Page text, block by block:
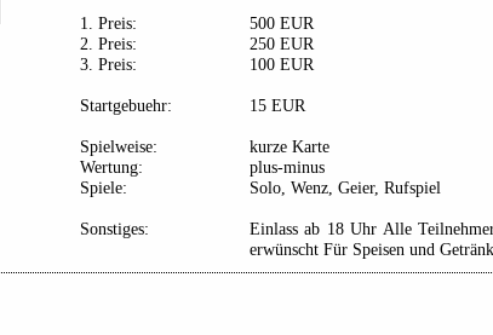
1. Preis:
500 EUR
2. Preis:
250 EUR
3. Preis:
100 EUR
Startgebuehr: 15 EUR
Spielweise:
kurze Karte
Wertung:
plus-minus
Spiele:
Solo, Wenz, Geier, Rufspiel
Sonstiges:
Einlass ab 18 Uhr Alle
erwünscht Für Speisen und